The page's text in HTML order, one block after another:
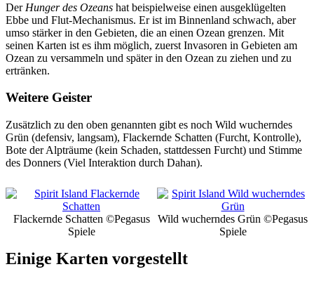
Der Hunger des Ozeans hat beispielweise einen ausgeklügelten
Ebbe und Flut-Mechanismus. Er ist im Binnenland schwach, aber
umso stärker in den Gebieten, die an einen Ozean grenzen. Mit
seinen Karten ist es ihm möglich, zuerst Invasoren in Gebieten am
Ozean zu versammeln und später in den Ozean zu ziehen und zu
ertränken.
Weitere Geister
Zusätzlich zu den oben genannten gibt es noch Wild wucherndes
Grün (defensiv, langsam), Flackernde Schatten (Furcht, Kontrolle),
Bote der Alpträume (kein Schaden, stattdessen Furcht) und Stimme
des Donners (Viel Interaktion durch Dahan).
Flackernde Schatten ©Pegasus
Spiele
Wild wucherndes Grün ©Pegasus
Spiele
Einige Karten vorgestellt